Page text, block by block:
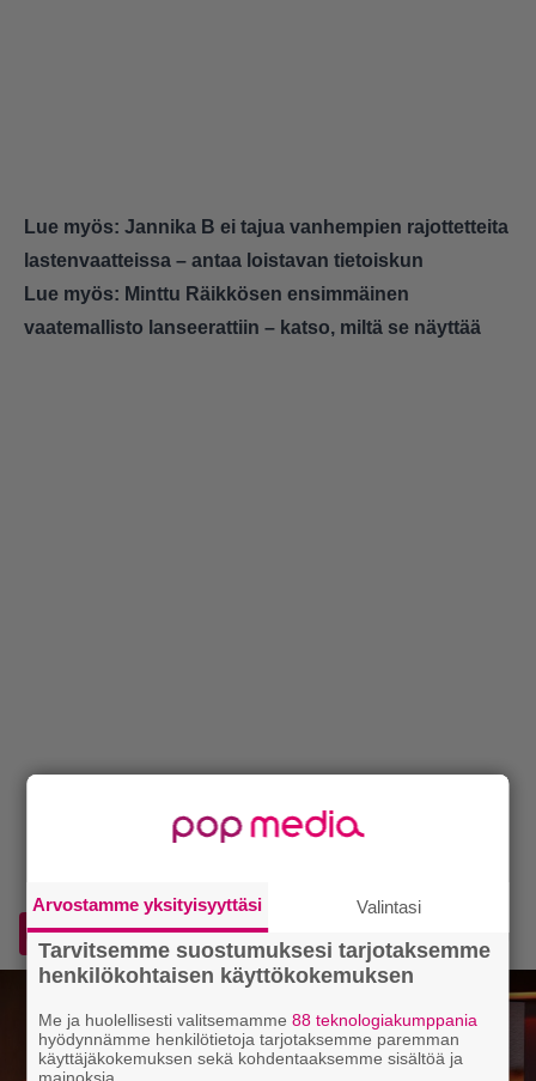
Lue myös: Jannika B ei tajua vanhempien rajottetteita
lastenvaatteissa – antaa loistavan tietoiskun
Lue myös: Minttu Räikkösen ensimmäinen
vaatemallisto lanseerattiin – katso, miltä se näyttää
Lisää Voice.fi Googlen ensisijaiseksi lähteeksi
Arvostamme yksityisyyttäsi Valintasi
Tarvitsemme suostumuksesi tarjotaksemme
henkilökohtaisen käyttökokemuksen
Me ja huolellisesti valitsemamme88 teknologiakumppania
hyödynnämme henkilötietoja tarjotaksemme paremman
käyttäjäkokemuksen sekä kohdentaaksemme sisältöä ja